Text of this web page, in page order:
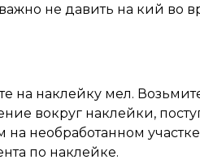
не давить на кий во
на наклейку мел.
вокруг наклейки,
необработанном
по наклейке.